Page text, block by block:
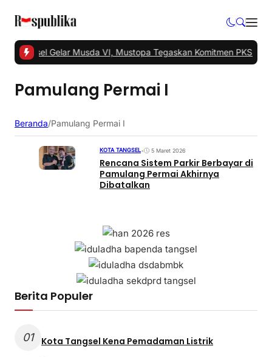
Tangsel Gelar Musda VI, Mustopa Tegaskan Komitmen PKS
Pamulang Permai I
Beranda/Pamulang Permai I
KOTA TANGSEL• 5 Maret 2026
Rencana Sistem Parkir Berbayar di
Pamulang Permai Akhirnya
Dibatalkan
Berita Populer
01 Kota Tangsel Kena Pemadaman Listrik